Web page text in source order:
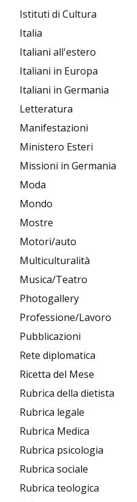
Istituti di Cultura
Italia
Italiani all'estero
Italiani in Europa
Italiani in Germania
Letteratura
Manifestazioni
Ministero Esteri
Missioni in Germania
Moda
Mondo
Mostre
Motori/auto
Multiculturalità
Musica/Teatro
Photogallery
Professione/Lavoro
Pubblicazioni
Rete diplomatica
Ricetta del Mese
Rubrica della dietista
Rubrica legale
Rubrica Medica
Rubrica psicologia
Rubrica sociale
Rubrica teologica